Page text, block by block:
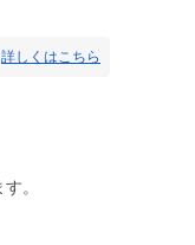
詳しくはこちら
。